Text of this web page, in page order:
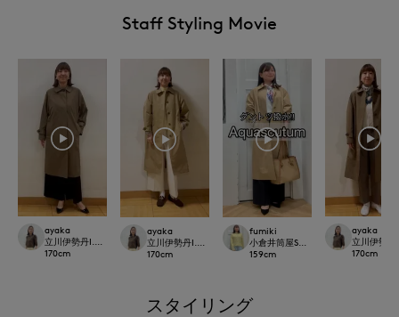
Staff Styling Movie
ayaka
立川伊勢丹I.T.'S.international
170cm
ayaka
立川伊勢丹I.T.'S.international
170cm
fumiki
小倉井筒屋SUPERIOR CLOSET
159cm
ayaka
立川伊勢
170cm
スタイリング